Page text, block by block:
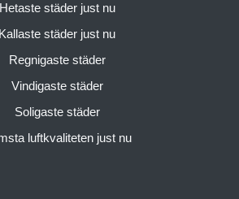
Hetaste städer just nu
Kallaste städer just nu
Regnigaste städer
Vindigaste städer
Soligaste städer
luftkvaliteten just nu